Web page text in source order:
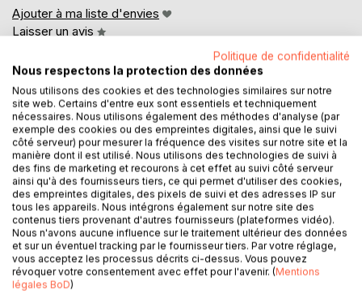
Ajouter à ma liste d'envies
Laisser un avis
DESCRIPTION
Martin Eden est un jeune marin au long cours. Sa vie est
faite d'aventures, il aime la boisson, les filles, les bagarres.
Jusqu'au jour où il rencontre Ruth Morse, jeune femme de
la bonne bourgeoisie. Pour la séduire, il renonce à ses
mauvaises habitudes, à ses mauvaises fréquentations. À
force de travail, il se forge un savoir encyclopédique, et
Politique de confidentialité
Nous respectons la protection des données
Nous utilisons des cookies et des technologies similaires sur notre
site web. Certains d'entre eux sont essentiels et techniquement
nécessaires. Nous utilisons également des méthodes d'analyse (par
exemple des cookies ou des empreintes digitales, ainsi que le suivi
côté serveur) pour mesurer la fréquence des visites sur notre site et la
manière dont il est utilisé. Nous utilisons des technologies de suivi à
des fins de marketing et recourons à cet effet au suivi côté serveur
ainsi qu'à des fournisseurs tiers, ce qui permet d'utiliser des cookies,
des empreintes digitales, des pixels de suivi et des adresses IP sur
tous les appareils. Nous intégrons également sur notre site des
contenus tiers provenant d'autres fournisseurs (plateformes vidéo).
Nous n'avons aucune influence sur le traitement ultérieur des données
et sur un éventuel tracking par le fournisseur tiers. Par votre réglage,
vous acceptez les processus décrits ci-dessus. Vous pouvez
révoquer votre consentement avec effet pour l'avenir. (Mentions
légales BoD)